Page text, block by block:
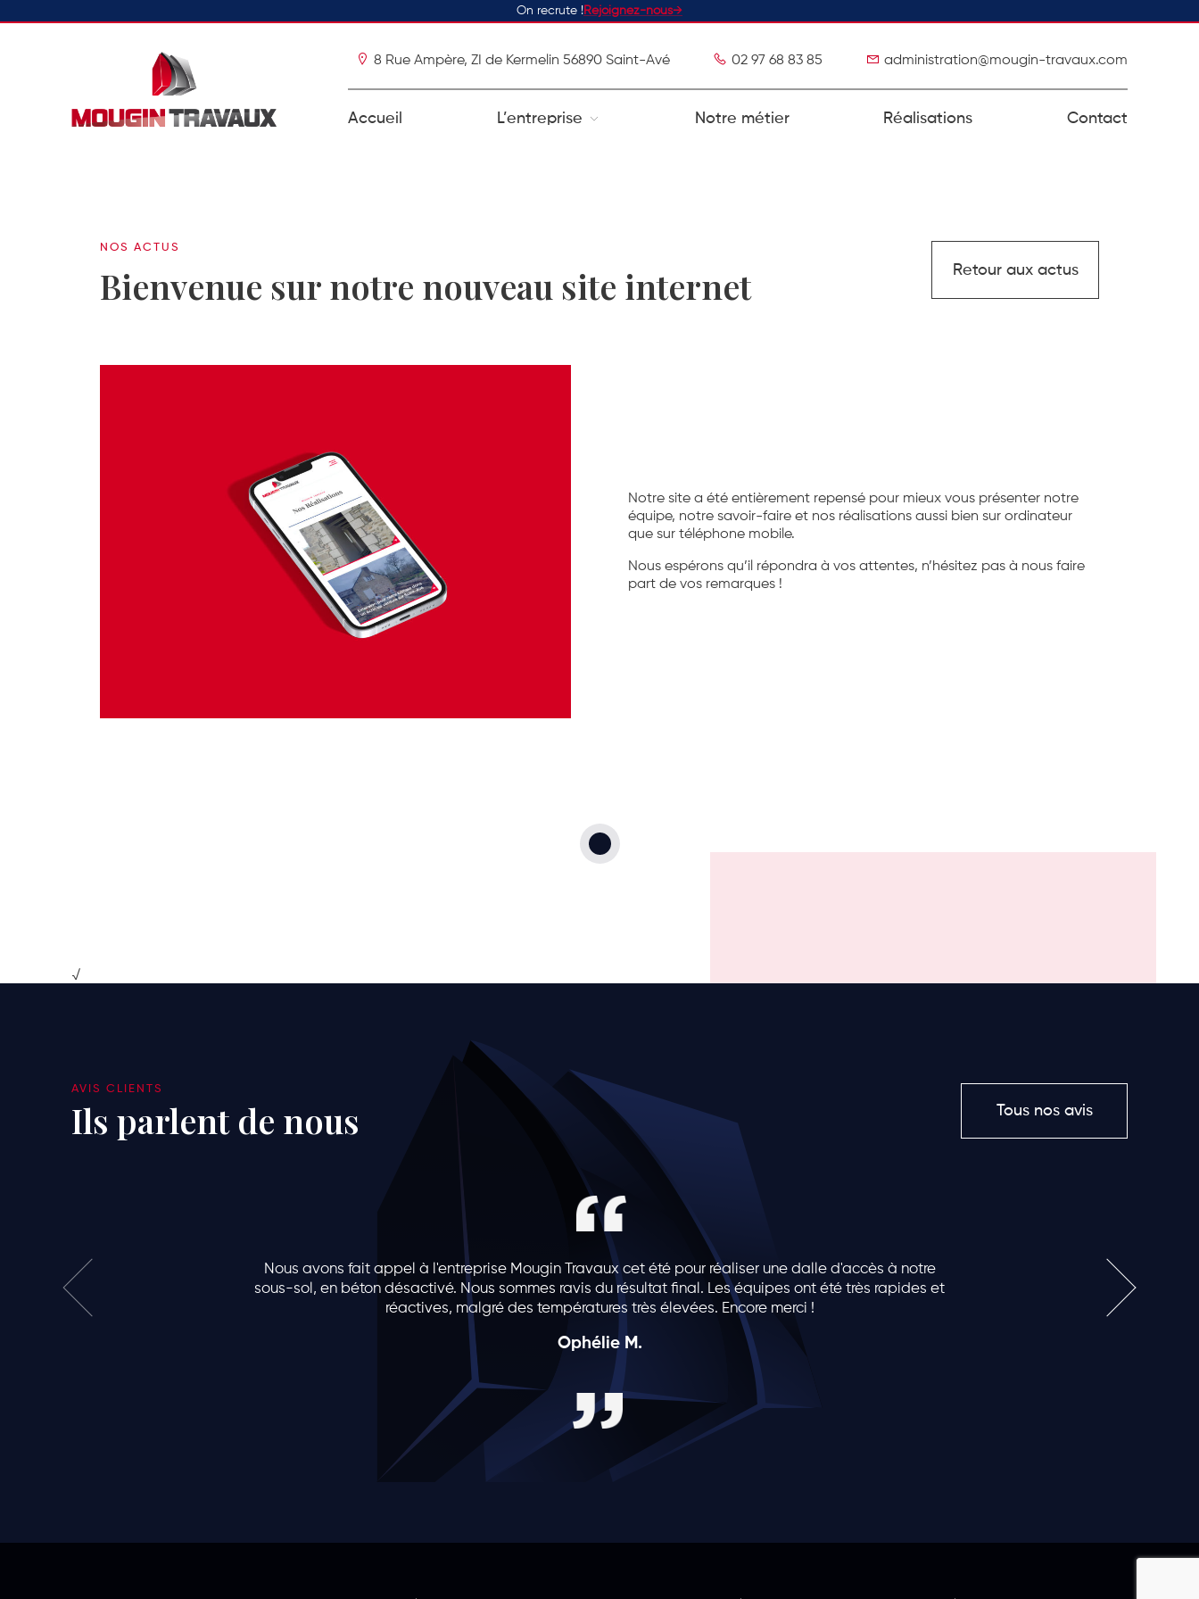
On recrute !Rejoignez-nous
8 Rue Ampère, ZI de Kermelin 56890 Saint-Avé 02 97 68 83 85 administration@mougin-travaux.com
Accueil L’entreprise Notre métier Réalisations Contact
NOS ACTUS
Bienvenue sur notre nouveau site internet Retour aux actus
Notre site a été entièrement repensé pour mieux vous présenter notre
équipe, notre savoir-faire et nos réalisations aussi bien sur ordinateur
que sur téléphone mobile.
Nous espérons qu’il répondra à vos attentes, n’hésitez pas à nous faire
part de vos remarques !
√
AVIS CLIENTS
Ils parlent de nous Tous nos avis
Nous avons fait appel à l'entreprise Mougin Travaux cet été pour réaliser une dalle d'accès à notre
sous-sol, en béton désactivé. Nous sommes ravis du résultat final. Les équipes ont été très rapides et
réactives, malgré des températures très élevées. Encore merci !
Ophélie M.